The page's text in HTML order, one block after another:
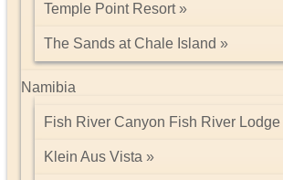
Temple Point Resort
The Sands at Chale Island
Namibia
Fish River Canyon Fish River Lodge
Klein Aus Vista